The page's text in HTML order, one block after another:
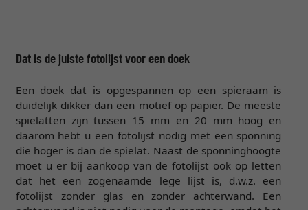
Dat is de juiste fotolijst voor een doek
Een doek dat is opgespannen op een spieraam is
duidelijk dikker dan een motief op papier. De meeste
spielatten zijn tussen 15 mm en 20 mm hoog en
daarom hebt u een fotolijst nodig met een sponning
die hoger is dan de spielat. Naast de sponninghoogte
moet u er bij aankoop van de fotolijst ook op letten
dat het een zogenaamde lege lijst is, d.w.z. een
fotolijst zonder glas en zonder achterwand. Een